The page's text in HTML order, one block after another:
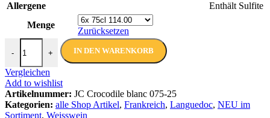
Allergene
Enthält Sulfite
Menge
Zurücksetzen
-
Crocodile Style Blanc 2025 AOP | Joseph Castan | 75 cl Menge
+ IN DEN WARENKORB
Vergleichen
Add to wishlist
Artikelnummer: JC Crocodile blanc 075-25
Kategorien: alle Shop Artikel, Frankreich, Languedoc, NEU im
Sortiment, Weisswein